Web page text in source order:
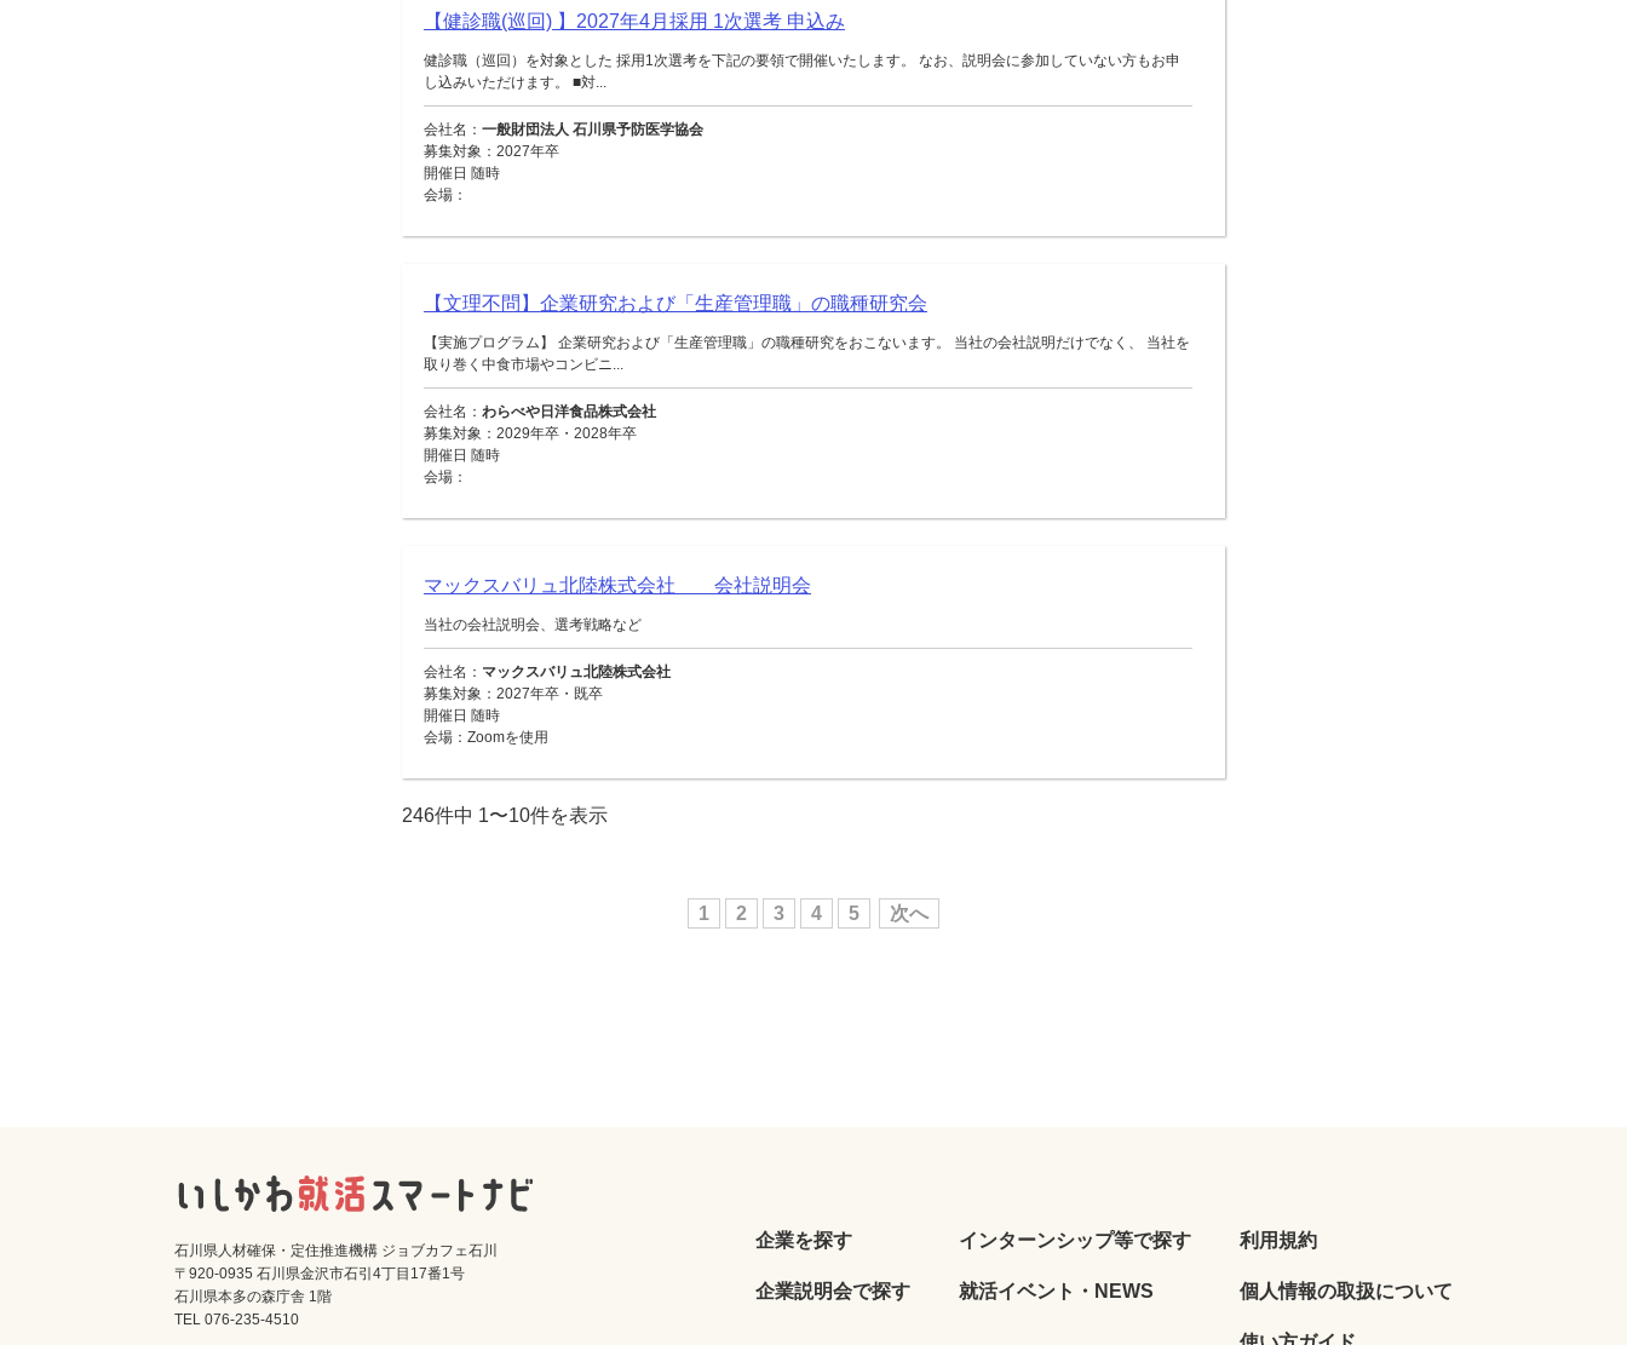
【健診職(巡回) 】2027年4月採用 1次選考 申込み
健診職（巡回）を対象とした 採用1次選考を下記の要領で開催いたします。 なお、説明会に参加していない方もお申
し込みいただけます。 ■対...
会社名： 一般財団法人 石川県予防医学協会
募集対象：2027年卒
開催日 随時
会場：
【文理不問】企業研究および「生産管理職」の職種研究会
【実施プログラム】 企業研究および「生産管理職」の職種研究をおこないます。 当社の会社説明だけでなく、 当社を
取り巻く中食市場やコンビニ...
会社名： わらべや日洋食品株式会社
募集対象：2029年卒・2028年卒
開催日 随時
会場：
マックスバリュ北陸株式会社 会社説明会
当社の会社説明会、選考戦略など
会社名： マックスバリュ北陸株式会社
募集対象：2027年卒・既卒
開催日 随時
会場：Zoomを使用
246件中 1〜10件を表示
1 2 3 4 5 次へ
石川県人材確保・定住推進機構 ジョブカフェ石川
〒920-0935 石川県金沢市石引4丁目17番1号
石川県本多の森庁舎 1階
TEL 076-235-4510
企業を探す
企業説明会で探す
インターンシップ等で探す
就活イベント・NEWS
利用規約
個人情報の取扱について